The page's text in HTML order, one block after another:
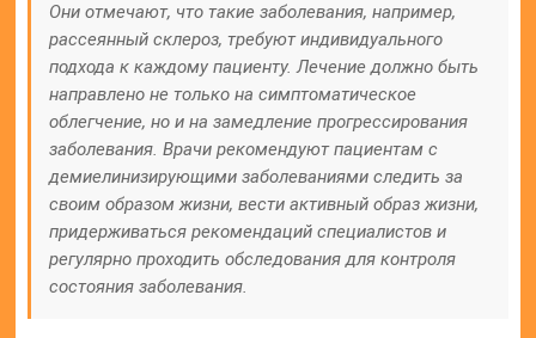
Они отмечают, что такие заболевания, например,
рассеянный склероз, требуют индивидуального
подхода к каждому пациенту. Лечение должно быть
направлено не только на симптоматическое
облегчение, но и на замедление прогрессирования
заболевания. Врачи рекомендуют пациентам с
демиелинизирующими заболеваниями следить за
своим образом жизни, вести активный образ жизни,
придерживаться рекомендаций специалистов и
регулярно проходить обследования для контроля
состояния заболевания.